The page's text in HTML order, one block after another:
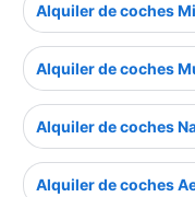
Alquiler de coches
Alquiler de coches
Alquiler de coches
Alquiler de coches